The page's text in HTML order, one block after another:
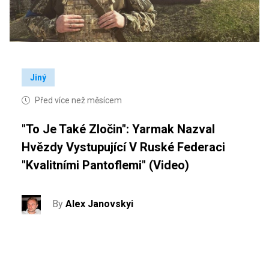
Jiný
Před více než měsícem
"To Je Také Zločin": Yarmak Nazval
Hvězdy Vystupující V Ruské Federaci
"kvalitními Pantoflemi" (video)
ByAlex Janovskyi